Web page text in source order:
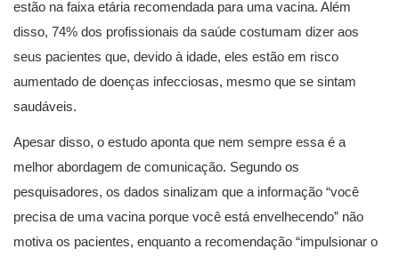
estão na faixa etária recomendada para uma vacina. Além
disso, 74% dos profissionais da saúde costumam dizer aos
seus pacientes que, devido à idade, eles estão em risco
aumentado de doenças infecciosas, mesmo que se sintam
saudáveis.
Apesar disso, o estudo aponta que nem sempre essa é a
melhor abordagem de comunicação. Segundo os
pesquisadores, os dados sinalizam que a informação “você
precisa de uma vacina porque você está envelhecendo” não
motiva os pacientes, enquanto a recomendação “impulsionar o